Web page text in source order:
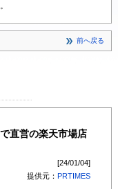
前へ戻る
直営の楽天市場店
[24/01/04]
提供元： PRTIMES